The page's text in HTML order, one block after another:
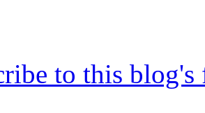
to this blog's